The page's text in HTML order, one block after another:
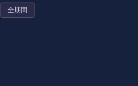
全期間